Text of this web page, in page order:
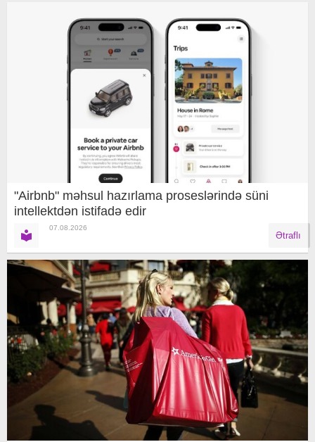
"Airbnb" məhsul hazırlama proseslərində süni
intellektdən istifadə edir
07.08.2026
Ətraflı